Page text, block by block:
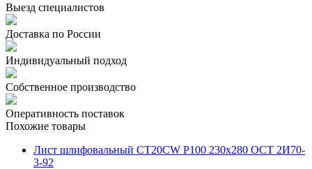
Выезд специалистов
Доставка по России
Индивидуальный подход
Собственное производство
Оперативность поставок
Похожие товары
Лист шлифовальный СТ20СW Р100 230х280 ОСТ 2И70-
3-92